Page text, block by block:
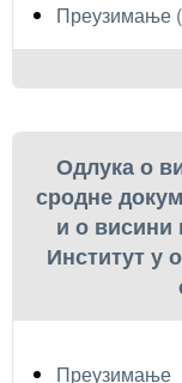
Преузимање
Одлука о
сродне
и о висини
Институт у
Преузимање